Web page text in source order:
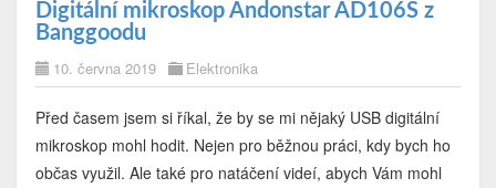
Digitální mikroskop Andonstar AD106S z
Banggoodu
10. června 2019 Elektronika
Před časem jsem si říkal, že by se mi nějaký USB digitální
mikroskop mohl hodit. Nejen pro běžnou práci, kdy bych ho
občas využil. Ale také pro natáčení videí, abych Vám mohl